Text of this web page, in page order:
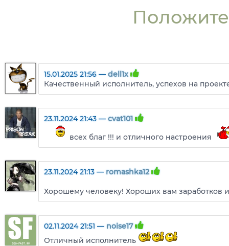
15.01.2025 21:56 — dell1x
Качественный исполнитель, успехов на
23.11.2024 21:43 — cvat101
всех благ !!! и отличного настроения
23.11.2024 21:13 — romashka12
Хорошему человеку! Хороших вам заработков
02.11.2024 21:51 — noise17
Отличный исполнитель